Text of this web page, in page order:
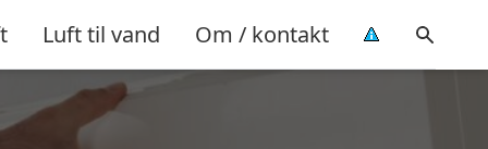
Luft til vand Om / kontakt